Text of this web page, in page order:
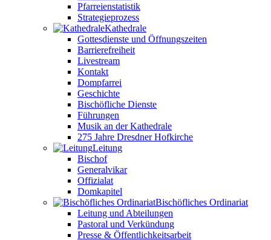
Pfarreienstatistik
Strategieprozess
Kathedrale
Gottesdienste und Öffnungszeiten
Barrierefreiheit
Livestream
Kontakt
Dompfarrei
Geschichte
Bischöfliche Dienste
Führungen
Musik an der Kathedrale
275 Jahre Dresdner Hofkirche
Leitung
Bischof
Generalvikar
Offizialat
Domkapitel
Bischöfliches Ordinariat
Leitung und Abteilungen
Pastoral und Verkündung
Presse & Öffentlichkeitsarbeit